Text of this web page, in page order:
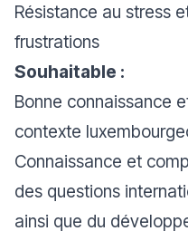
Résistance au stress
frustrations
Souhaitable :
Bonne connaissance
contexte
Connaissance et
des questions
ainsi que du